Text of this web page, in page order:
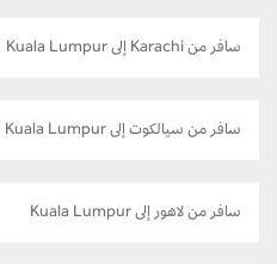
سافر من Karachi إلى Kuala Lumpur
سافر من سيالكوت إلى Kuala Lumpur
سافر من لاهور إلى Kuala Lumpur